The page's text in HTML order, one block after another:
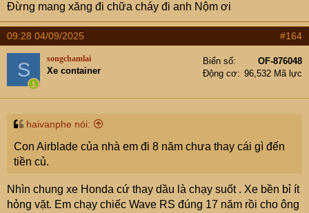
Thiệc là tao nhã mà
Đừng mang xăng đi chữa cháy đi anh Nộm ơi
09:28 04/09/2025 #164
S songchamlai
Xe container
Biển số
OF-876048
Động cơ
96,532 Mã lực
haivanphe nói:
Con Airblade của nhà em đi 8 năm chưa thay cái gì đến
tiền củ.
Nhìn chung xe Honda cứ thay dầu là chạy suốt . Xe bền bỉ ít
hỏng vặt. Em chạy chiếc Wave RS đúng 17 năm rồi cho ông